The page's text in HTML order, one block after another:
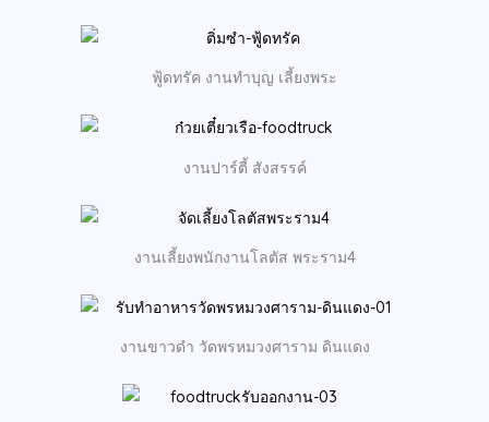
ฟู้ดทรัค งานทำบุญ เลี้ยงพระ
งานปาร์ตี้ สังสรรค์
งานเลี้ยงพนักงานโลตัส พระราม4
งานขาวดำ วัดพรหมวงศาราม ดินแดง